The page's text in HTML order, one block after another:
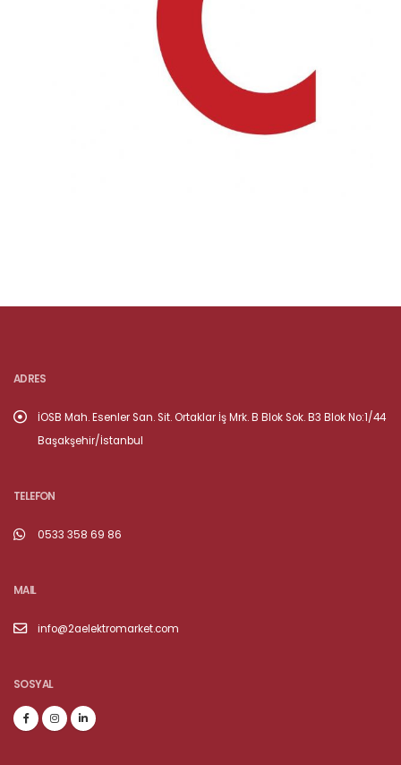
ADRES
İOSB Mah. Esenler San. Sit. Ortaklar İş Mrk. B Blok Sok. B3 Blok No:1/44
Başakşehir/İstanbul
TELEFON
0533 358 69 86
MAIL
info@2aelektromarket.com
SOSYAL